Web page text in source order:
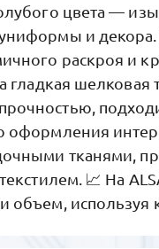
цвета —
и
раскроя и
гладкая шелковая
оформления
тканями,
📈 На
объем, используя